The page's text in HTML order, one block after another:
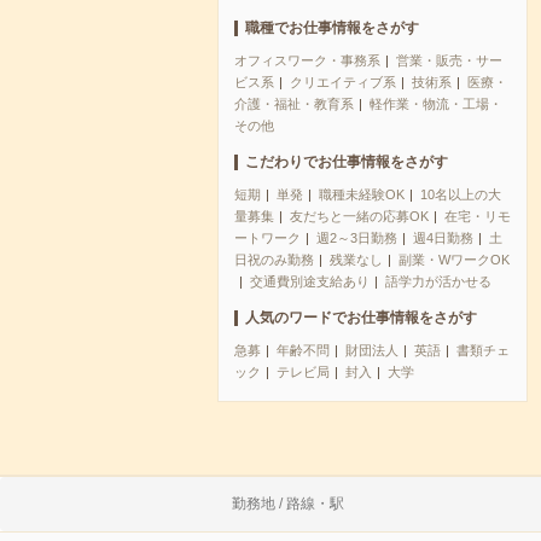
職種でお仕事情報をさがす
オフィスワーク・事務系
営業・販売・サー
ビス系
クリエイティブ系 技術系
医療・
介護・福祉・教育系
軽作業・物流・工場・
その他
こだわりでお仕事情報をさがす
短期 単発 職種未経験OK
10名以上の大
量募集
友だちと一緒の応募OK
在宅・リモ
ートワーク
週2～3日勤務 週4日勤務
土
日祝のみ勤務
残業なし
副業・WワークOK
交通費別途支給あり
語学力が活かせる
人気のワードでお仕事情報をさがす
急募 年齢不問 財団法人 英語
書類チェ
ック
テレビ局 封入 大学
勤務地 / 路線・駅